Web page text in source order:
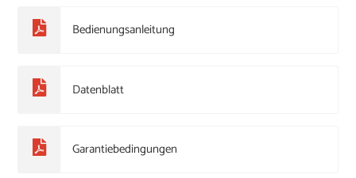
Bedienungsanleitung
Datenblatt
Garantiebedingungen